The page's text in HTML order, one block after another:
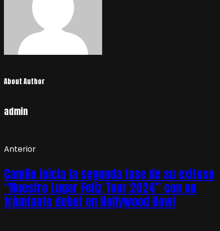
About Author
admin
Anterior
Camilo inicia la segunda fase de su exitoso
“Nuestro Lugar Feliz Tour 2024” con un
triunfante debut en Hollywood Bowl